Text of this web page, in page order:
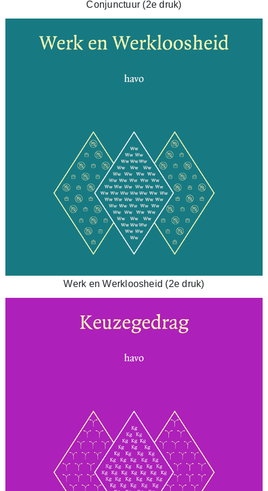
Conjunctuur (2e druk)
Werk en Werkloosheid (2e druk)